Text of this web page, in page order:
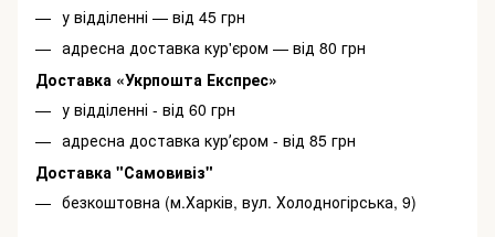
у відділенні — від 45 грн
адресна доставка кур'єром — від 80 грн
Доставка «Укрпошта Експрес»
у відділенні - від 60 грн
адресна доставка курʼєром - від 85 грн
Доставка "Самовивіз"
безкоштовна (м.Харків, вул. Холодногірська, 9)